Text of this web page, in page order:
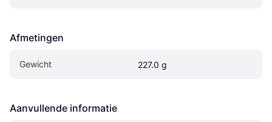
Afmetingen
Gewicht 227.0 g
Aanvullende informatie